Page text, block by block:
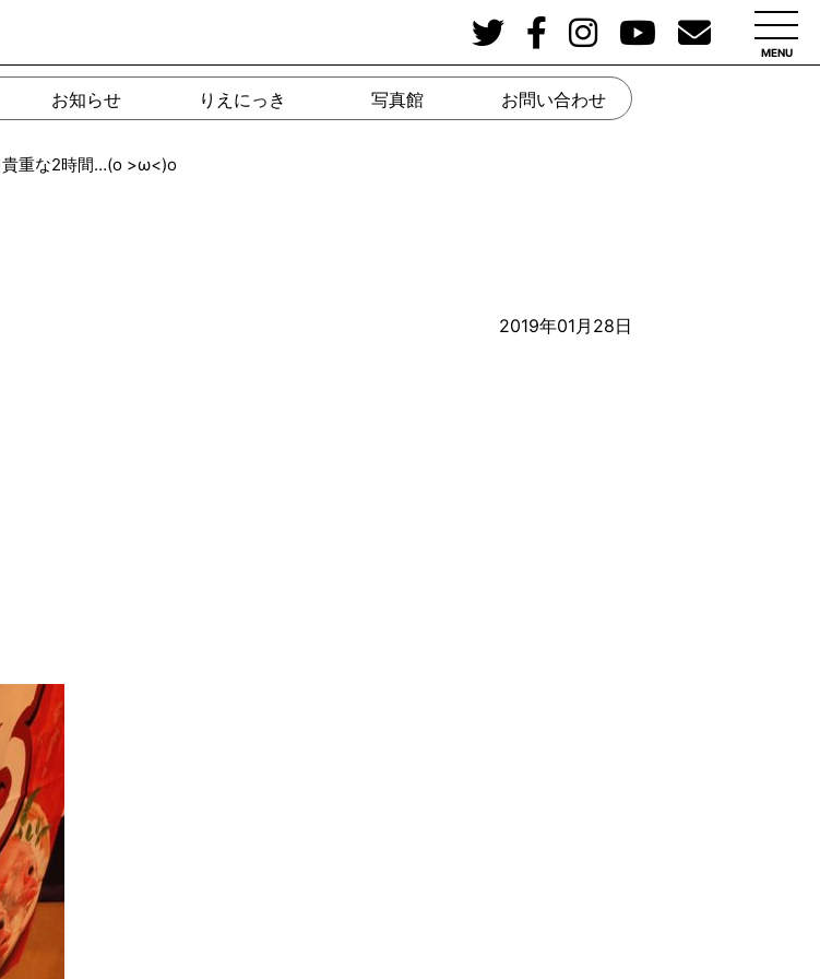
MENU
お知らせ りえにっき 写真館 お問い合わせ
貴重な2時間…(o >ω<)o
2019年01月28日